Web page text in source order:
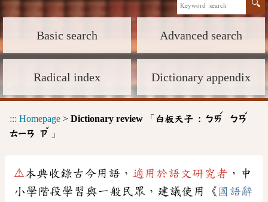
Basic search Advanced search
Radical index Dictionary appendix
::: Homepage > Dictionary review 「 白板天子 : ㄅㄞ
ˊ
ㄅㄢ
ˇ
ㄊㄧㄢ ㄗ
ˇ
」
⚠本典收錄古今用語， 適用於語文研究者 ，中
小學階段學習與一般民眾，建議使用《 國語辭